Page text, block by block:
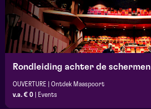
Rondleiding achter de schermen
OUVERTURE | Ontdek Maaspoort
v.a. € 0
Events